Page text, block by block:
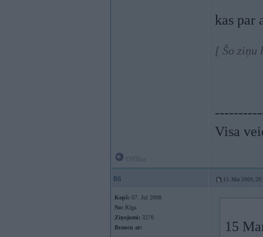
kas par
[ Šo ziņu
Visa
86 15. Mar 2009,
Kopš: 07. Jul 2008
No: Rīga
Ziņojumi: 3270
Braucu ar:
15